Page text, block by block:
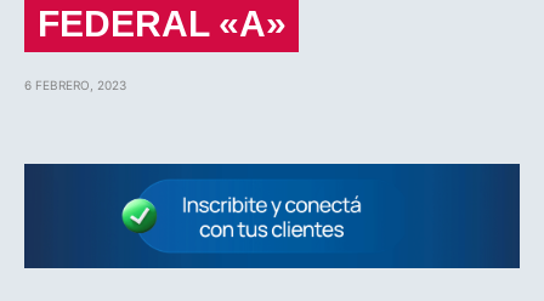
FEDERAL «A»
6 FEBRERO, 2023